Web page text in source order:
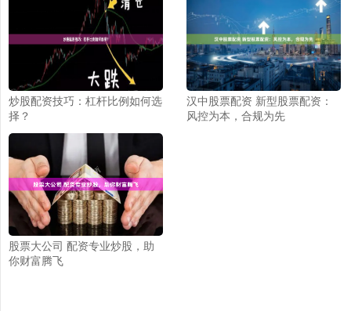
炒股配资技巧：杠杆比例如何选
择？
汉中股票配资 新型股票配资：
风控为本，合规为先
股票大公司 配资专业炒股，助
你财富腾飞